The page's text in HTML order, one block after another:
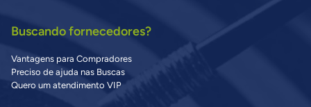
Buscando fornecedores?
Vantagens para Compradores
Preciso de ajuda nas Buscas
Quero um atendimento VIP